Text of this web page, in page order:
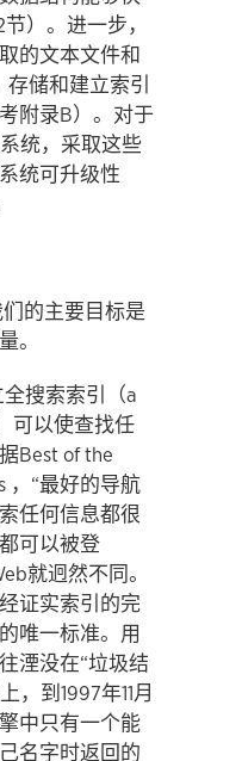
）。进一步，
的文本文件和
储和建立索引
附录B）。对于
统，采取这些
统可升级性
的主要目标是
。
搜索索引（a
可以使查找任
Best of the
，“最好的导航
任何信息都很
可以被登
就迥然不同。
证实索引的完
唯一标准。用
湮没在“垃圾结
，到1997年11月
中只有一个能
名字时返回的